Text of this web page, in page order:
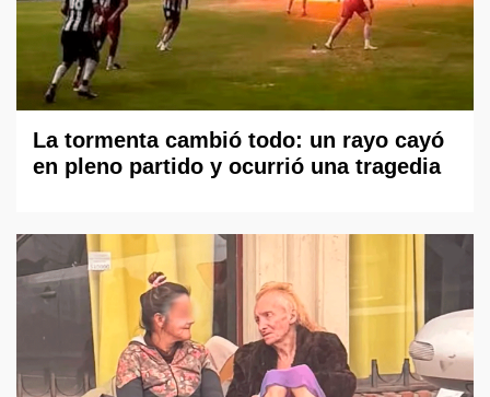
La tormenta cambió todo: un rayo cayó
en pleno partido y ocurrió una tragedia